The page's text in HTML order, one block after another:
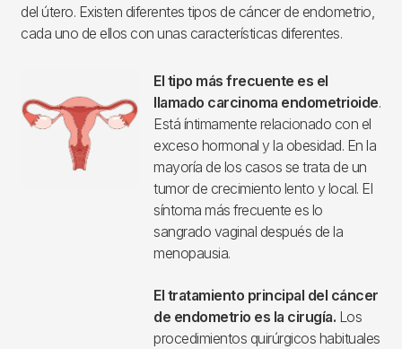
del útero. Existen diferentes tipos de cáncer de endometrio,
cada uno de ellos con unas características diferentes.
El tipo más frecuente es el
llamado carcinoma endometrioide.
Está íntimamente relacionado con el
exceso hormonal y la obesidad. En la
mayoría de los casos se trata de un
tumor de crecimiento lento y local. El
síntoma más frecuente es lo
sangrado vaginal después de la
menopausia.
El tratamiento principal del cáncer
de endometrio es la cirugía. Los
procedimientos quirúrgicos habituales